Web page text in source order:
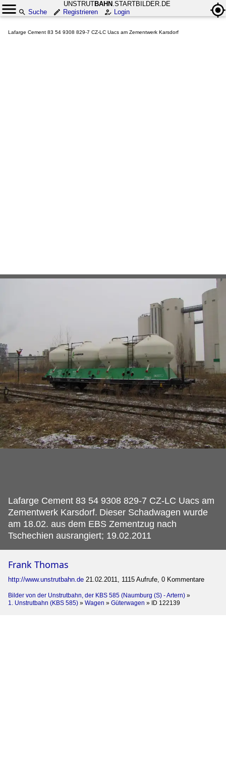
UNSTRUTBAHN .STARTBILDER.DE
Suche
Registrieren Login
Lafarge Cement 83 54 9308 829-7 CZ-LC Uacs am Zementwerk Karsdorf
Lafarge Cement 83 54 9308 829-7 CZ-LC Uacs am
Zementwerk Karsdorf. Dieser Schadwagen wurde
am 18.02. aus dem EBS Zementzug nach
Tschechien ausrangiert; 19.02.2011
Frank Thomas
http://www.unstrutbahn.de 21.02.2011, 1115 Aufrufe, 0 Kommentare
Bilder von der Unstrutbahn, der KBS 585 (Naumburg (S) - Artern) »
1. Unstrutbahn (KBS 585) » Wagen » Güterwagen » ID 122139